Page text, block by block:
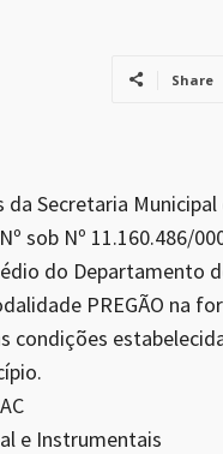
Share
da Secretaria Municipal
sob Nº 11.160.486/
do Departamento
PREGÃO na
condições
e Instrumentais